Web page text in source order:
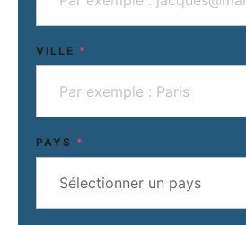
VILLE *
PAYS *
Sélectionner un pays